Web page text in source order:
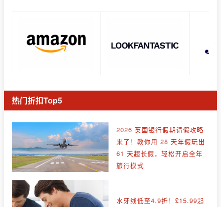
热门折扣Top5
2026 英国银行假期请假攻略
来了！教你用 28 天年假玩出
61 天超长假，轻松开启全年
旅行模式
水牙线低至4.9折！£15.99起